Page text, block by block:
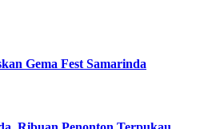
Gema Fest Samarinda